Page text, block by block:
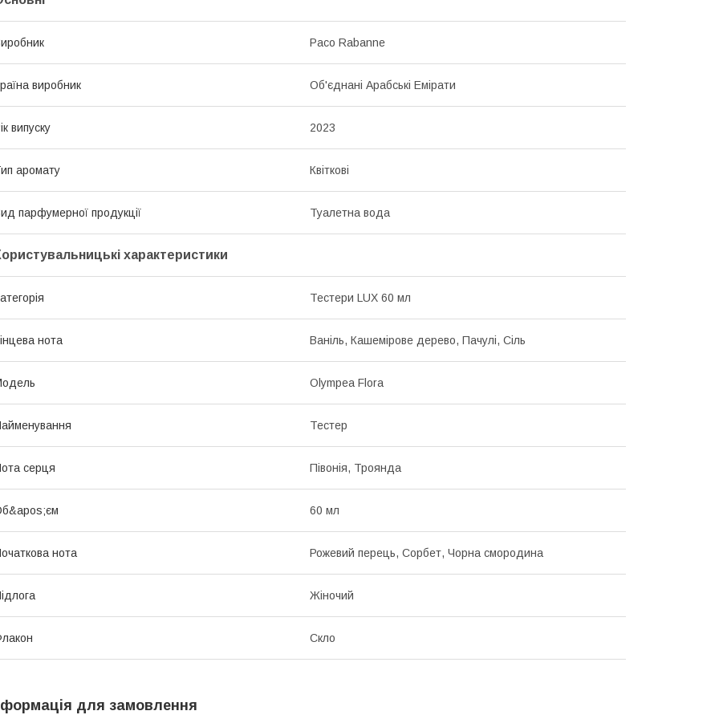
Paco Rabanne
виробник Об'єднані Арабські Емірати
випуску 2023
аромату Квіткові
парфумерної продукції Туалетна вода
характеристики
Тестери LUX 60 мл
нота Ваніль, Кашемірове дерево, Пачулі, Сіль
Olympea Flora
Тестер
серця Півонія, Троянда
60 мл
нота Рожевий перець, Сорбет, Чорна смородина
Жіночий
Скло
для замовлення